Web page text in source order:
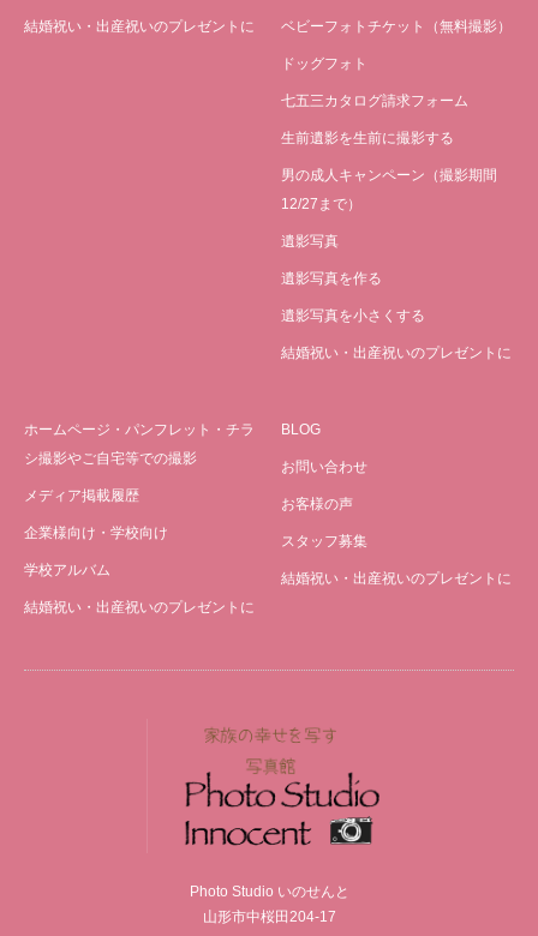
結婚祝い・出産祝いのプレゼントに ベビーフォトチケット（無料撮影）
ドッグフォト
七五三カタログ請求フォーム
生前遺影を生前に撮影する
男の成人キャンペーン（撮影期間
12/27まで）
遺影写真
遺影写真を作る
遺影写真を小さくする
結婚祝い・出産祝いのプレゼントに
ホームページ・パンフレット・チラ
シ撮影やご自宅等での撮影
メディア掲載履歴
企業様向け・学校向け
学校アルバム
結婚祝い・出産祝いのプレゼントに
BLOG
お問い合わせ
お客様の声
スタッフ募集
結婚祝い・出産祝いのプレゼントに
Photo Studio いのせんと
山形市中桜田204-17